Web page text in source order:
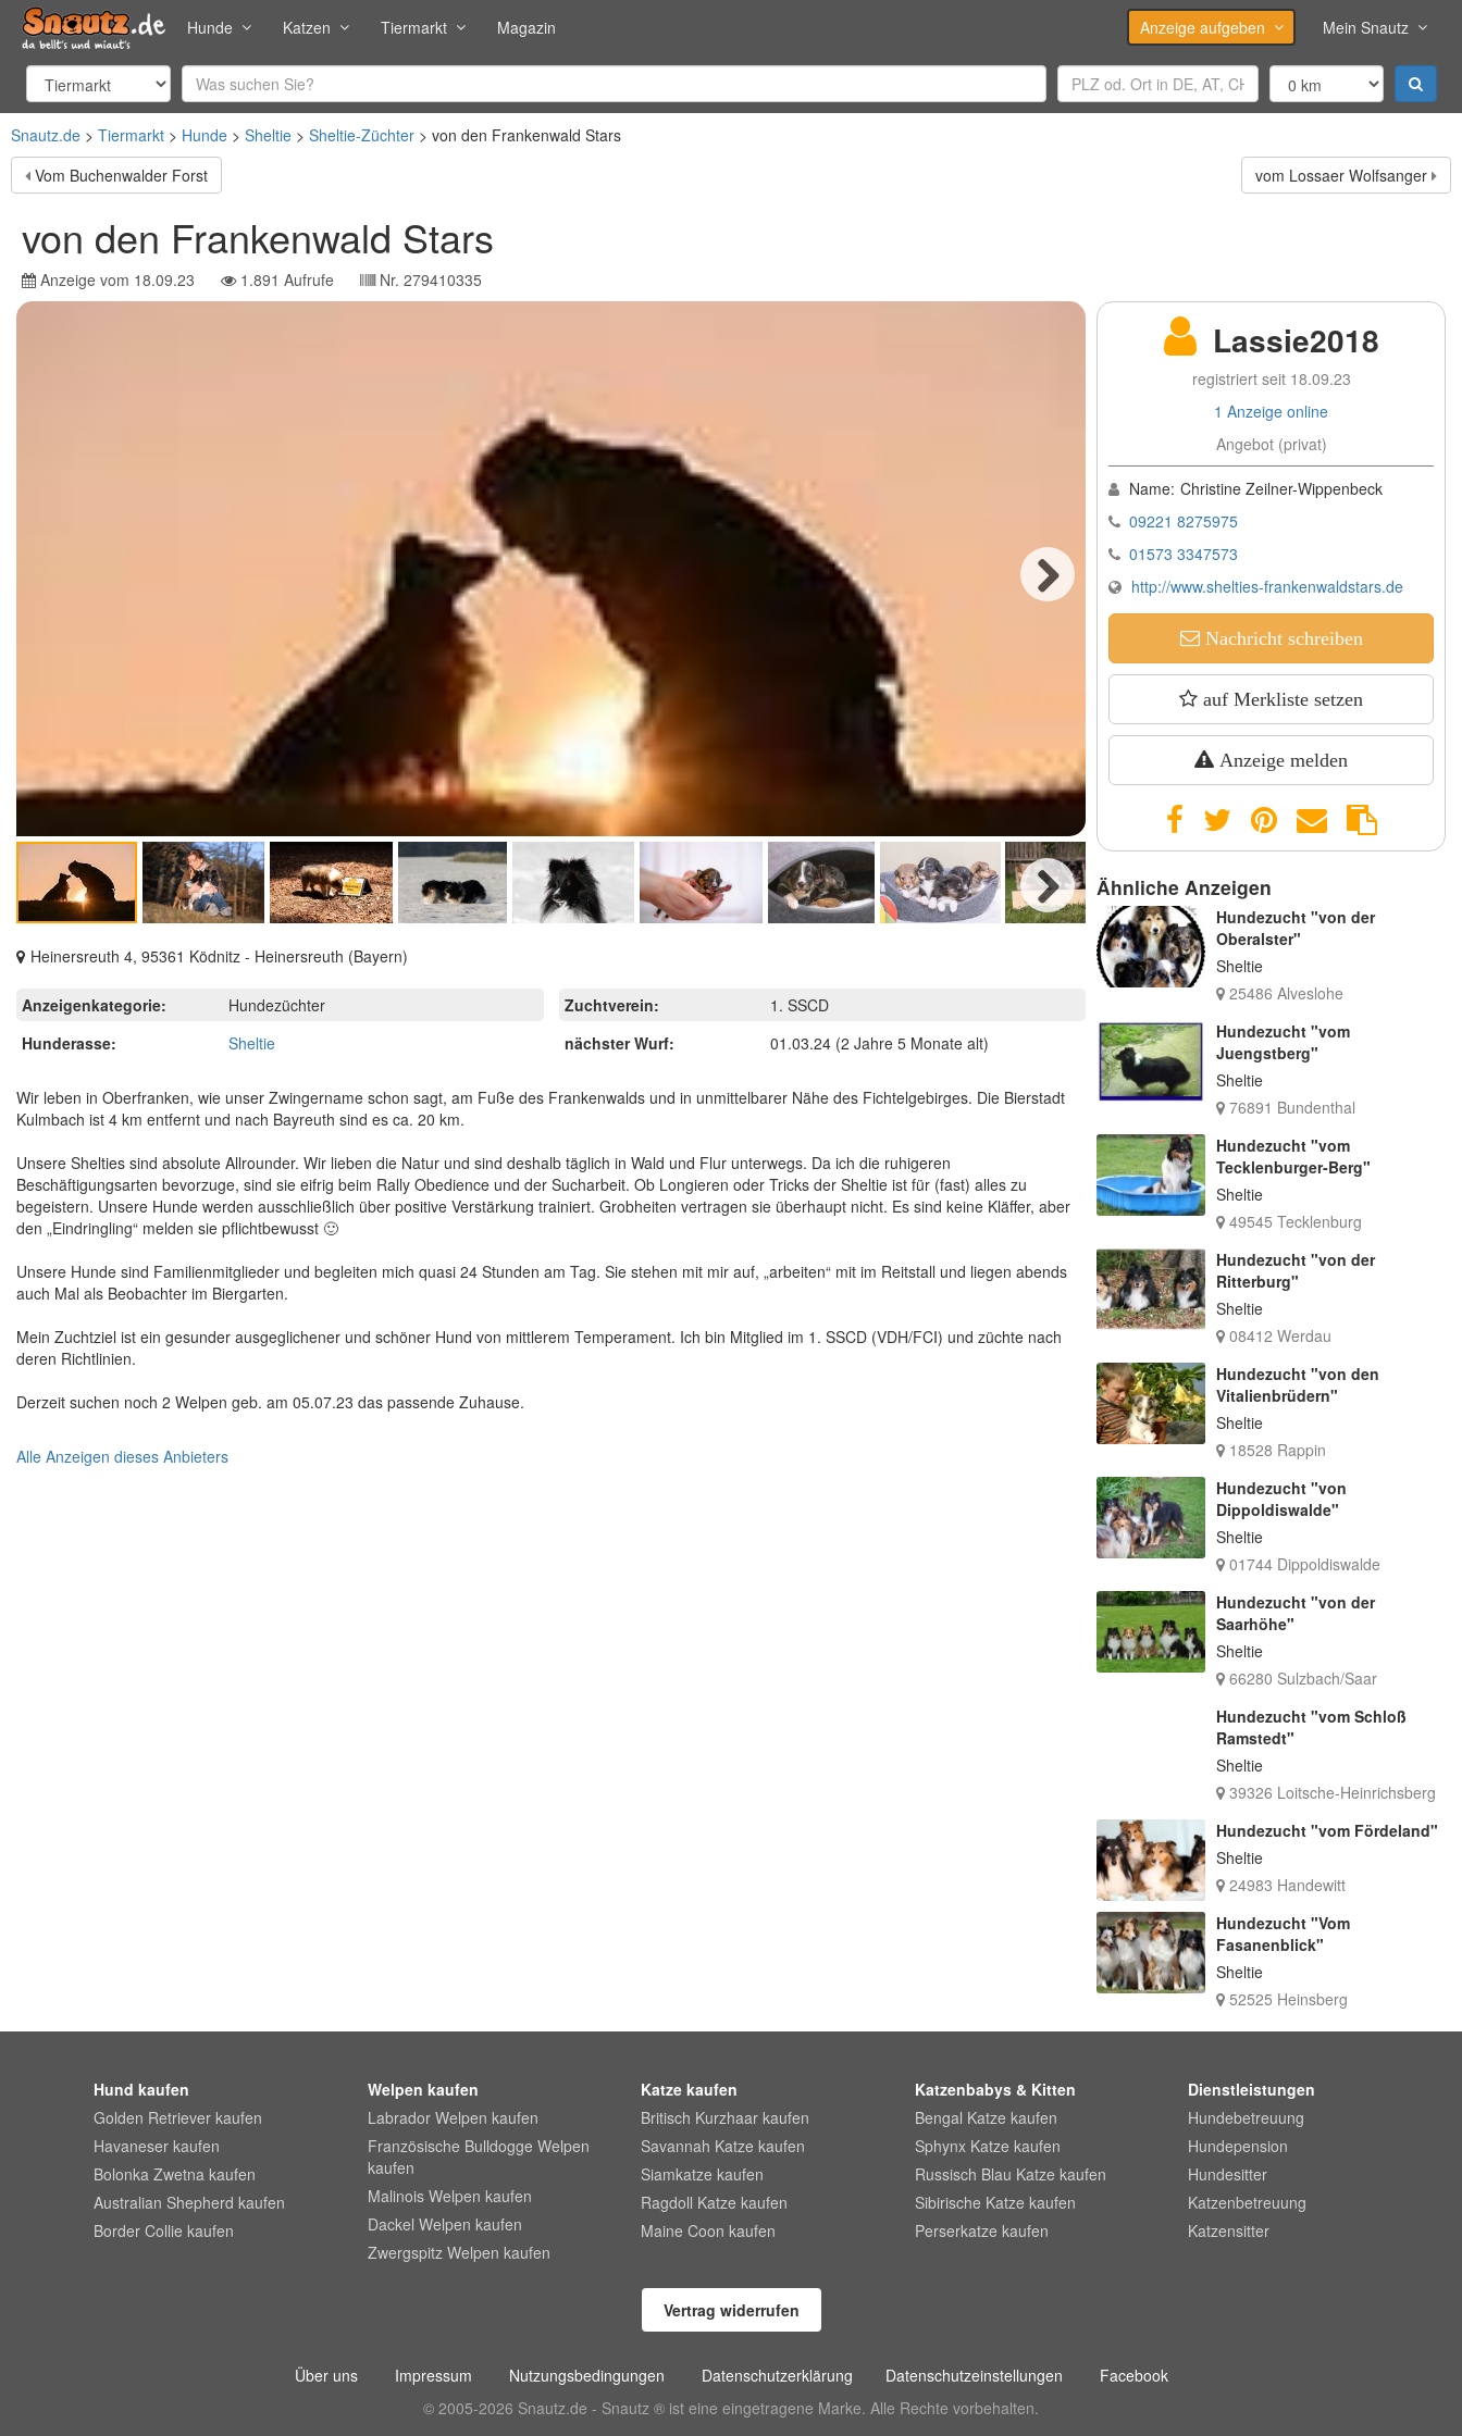
Hunde Katzen Tiermarkt Magazin Anzeige aufgeben Mein Snautz
Snautz.de Tiermarkt Hunde Sheltie Sheltie-Züchter
von den Frankenwald Stars
Vom Buchenwalder Forst
vom Lossaer Wolfsanger
von den Frankenwald Stars
Anzeige vom 18.09.23 1.891 Aufrufe Nr. 279410335
geliebte Shelties
Next
Heinersreuth 4, 95361 Ködnitz - Heinersreuth (Bayern)
Anzeigenkategorie:
Hundezüchter
Hunderasse:
Sheltie
Zuchtverein:
1. SSCD
nächster Wurf:
01.03.24 (2 Jahre 5 Monate alt)
Wir leben in Oberfranken, wie unser Zwingername schon sagt, am Fuße des Frankenwalds und in unmittelbarer Nähe des Fichtelgebirges. Die Bierstadt
Kulmbach ist 4 km entfernt und nach Bayreuth sind es ca. 20 km.
Unsere Shelties sind absolute Allrounder. Wir lieben die Natur und sind deshalb täglich in Wald und Flur unterwegs. Da ich die ruhigeren
Beschäftigungsarten bevorzuge, sind sie eifrig beim Rally Obedience und der Sucharbeit. Ob Longieren oder Tricks der Sheltie ist für (fast) alles zu
begeistern. Unsere Hunde werden ausschließlich über positive Verstärkung trainiert. Grobheiten vertragen sie überhaupt nicht. Es sind keine Kläffer, aber
den „Eindringling“ melden sie pflichtbewusst 🙂
Unsere Hunde sind Familienmitglieder und begleiten mich quasi 24 Stunden am Tag. Sie stehen mit mir auf, „arbeiten“ mit im Reitstall und liegen abends
auch Mal als Beobachter im Biergarten.
Mein Zuchtziel ist ein gesunder ausgeglichener und schöner Hund von mittlerem Temperament. Ich bin Mitglied im 1. SSCD (VDH/FCI) und züchte nach
deren Richtlinien.
Derzeit suchen noch 2 Welpen geb. am 05.07.23 das passende Zuhause.
Alle Anzeigen dieses Anbieters
Lassie2018
registriert seit 18.09.23
1 Anzeige online
Angebot (privat)
Name: Christine Zeilner-Wippenbeck
09221 8275975
01573 3347573
http://www.shelties-frankenwaldstars.de
Nachricht schreiben
auf Merkliste setzen
Anzeige melden
Ähnliche Anzeigen
Hundezucht "von der
Oberalster"
Sheltie
25486 Alveslohe
Hundezucht "vom
Juengstberg"
Sheltie
76891 Bundenthal
Hundezucht "vom
Tecklenburger-Berg"
Sheltie
49545 Tecklenburg
Hundezucht "von der
Ritterburg"
Sheltie
08412 Werdau
Hundezucht "von den
Vitalienbrüdern"
Sheltie
18528 Rappin
Hundezucht "von
Dippoldiswalde"
Sheltie
01744 Dippoldiswalde
Hundezucht "von der
Saarhöhe"
Sheltie
66280 Sulzbach/Saar
Hundezucht "vom Schloß
Ramstedt"
Sheltie
39326 Loitsche-Heinrichsberg
Hundezucht "vom Fördeland"
Sheltie
24983 Handewitt
Hundezucht "Vom
Fasanenblick"
Sheltie
52525 Heinsberg
Hund kaufen
Golden Retriever kaufen
Havaneser kaufen
Bolonka Zwetna kaufen
Australian Shepherd kaufen
Border Collie kaufen
Welpen kaufen
Labrador Welpen kaufen
Französische Bulldogge Welpen
kaufen
Malinois Welpen kaufen
Dackel Welpen kaufen
Zwergspitz Welpen kaufen
Katze kaufen
Britisch Kurzhaar kaufen
Savannah Katze kaufen
Siamkatze kaufen
Ragdoll Katze kaufen
Maine Coon kaufen
Katzenbabys & Kitten
Bengal Katze kaufen
Sphynx Katze kaufen
Russisch Blau Katze kaufen
Sibirische Katze kaufen
Perserkatze kaufen
Dienstleistungen
Hundebetreuung
Hundepension
Hundesitter
Katzenbetreuung
Katzensitter
Vertrag widerrufen
Über uns Impressum Nutzungsbedingungen Datenschutzerklärung Datenschutzeinstellungen
Facebook
© 2005-2026 Snautz.de - Snautz ® ist eine eingetragene Marke. Alle Rechte vorbehalten.